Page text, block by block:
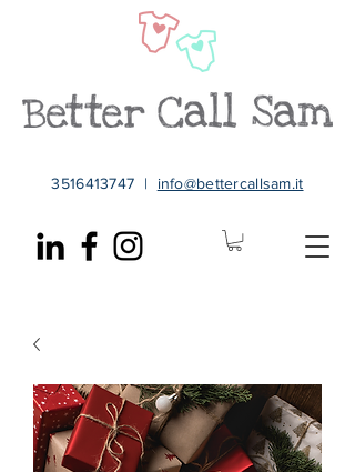
3516413747 | info@bettercallsam.it